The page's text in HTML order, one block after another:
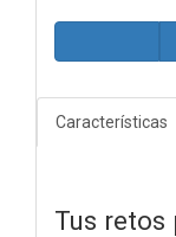
Características
Tus retos